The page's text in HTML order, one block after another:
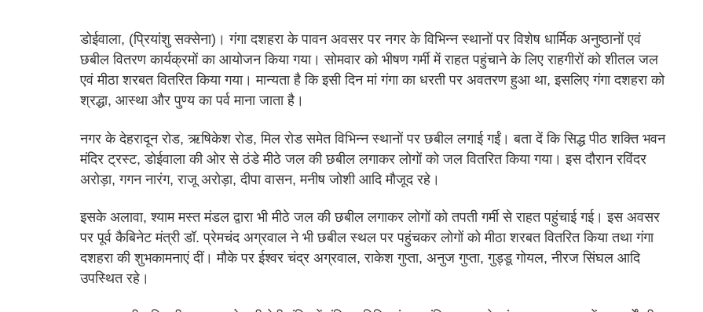
डोईवाला, (प्रियांशु सक्सेना)। गंगा दशहरा के पावन अवसर पर नगर के विभिन्न स्थानों पर विशेष धार्मिक अनुष्ठानों एवं
छबील वितरण कार्यक्रमों का आयोजन किया गया। सोमवार को भीषण गर्मी में राहत पहुंचाने के लिए राहगीरों को शीतल जल
एवं मीठा शरबत वितरित किया गया। मान्यता है कि इसी दिन मां गंगा का धरती पर अवतरण हुआ था, इसलिए गंगा दशहरा को
श्रद्धा, आस्था और पुण्य का पर्व माना जाता है।
नगर के देहरादून रोड, ऋषिकेश रोड, मिल रोड समेत विभिन्न स्थानों पर छबील लगाई गईं। बता दें कि सिद्ध पीठ शक्ति भवन
मंदिर ट्रस्ट, डोईवाला की ओर से ठंडे मीठे जल की छबील लगाकर लोगों को जल वितरित किया गया। इस दौरान रविंदर
अरोड़ा, गगन नारंग, राजू अरोड़ा, दीपा वासन, मनीष जोशी आदि मौजूद रहे।
इसके अलावा, श्याम मस्त मंडल द्वारा भी मीठे जल की छबील लगाकर लोगों को तपती गर्मी से राहत पहुंचाई गई। इस अवसर
पर पूर्व कैबिनेट मंत्री डॉ. प्रेमचंद अग्रवाल ने भी छबील स्थल पर पहुंचकर लोगों को मीठा शरबत वितरित किया तथा गंगा
दशहरा की शुभकामनाएं दीं। मौके पर ईश्वर चंद्र अग्रवाल, राकेश गुप्ता, अनुज गुप्ता, गुड्डू गोयल, नीरज सिंघल आदि
उपस्थित रहे।